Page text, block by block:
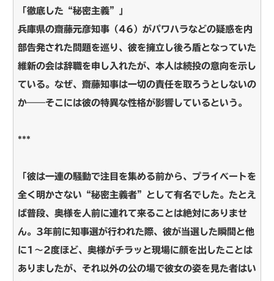
「徹底した“秘密主義”」
兵庫県の齋藤元彦知事（46）がパワハラなどの疑惑を内
部告発された問題を巡り、彼を擁立し後ろ盾となっていた
維新の会は辞職を申し入れたが、本人は続投の意向を示し
ている。なぜ、齋藤知事は一切の責任を取ろうとしないの
か――そこには彼の特異な性格が影響しているという。
***
「彼は一連の騒動で注目を集める前から、プライベートを
全く明かさない“秘密主義者”として有名でした。たとえ
ば普段、奥様を人前に連れて来ることは絶対にありませ
ん。3年前に知事選が行われた際、彼が当選した瞬間と他
に1～2度ほど、奥様がチラッと現場に顔を出したことは
ありましたが、それ以外の公の場で彼女の姿を見た者はい